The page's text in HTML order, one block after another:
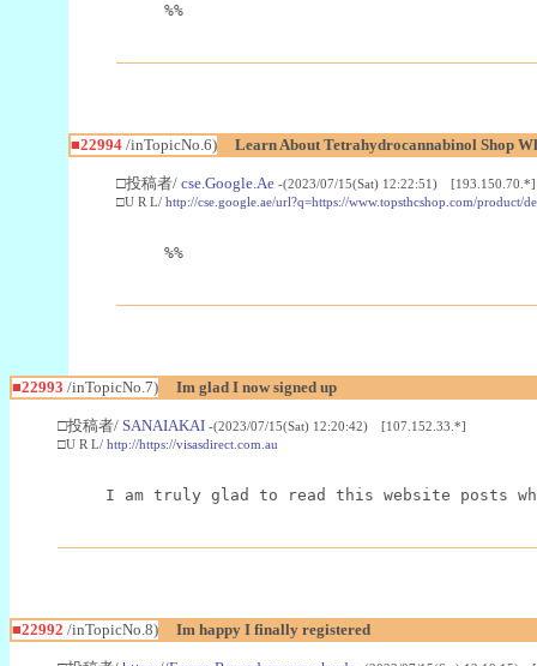
%%
■22994/inTopicNo.6) Learn About Tetrahydrocannabinol Shop
□投稿者/ cse.Google.Ae -(2023/07/15(Sat) 12:22:51) [193.150.70.*]
□U R L/ http://cse.google.ae/url?q=https://www.topsthcshop.com/
%%
■22993 /inTopicNo.7) Im glad I now signed up
□投稿者/ SANAIAKAI -(2023/07/15(Sat) 12:20:42) [107.152.33.*]
□U R L/ http://https://visasdirect.com.au
I am truly glad to read this website posts
■22992 /inTopicNo.8) Im happy I finally registered